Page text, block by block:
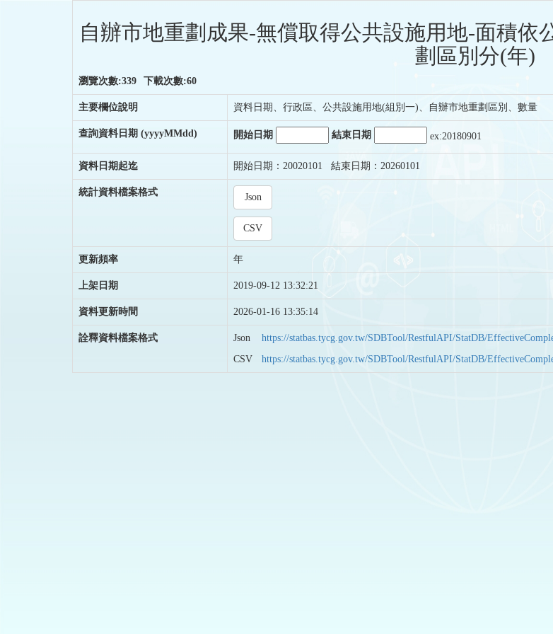
自辦市地重劃成果-無償取得公共設施用地-面積依
劃區別分(年)
瀏覽次數:339 下載次數:60
主要欄位說明 資料日期、行政區、公共設施用地(組別一)、自辦市地重劃區別、數量
查詢資料日期 (yyyyMMdd) 開始日期 結束日期 ex:20180901
資料日期起迄 開始日期：20020101 結束日期：20260101
統計資料檔案格式 Json
CSV
更新頻率 年
上架日期 2019-09-12 13:32:21
資料更新時間 2026-01-16 13:35:14
詮釋資料檔案格式 Json
https://statbas.tycg.gov.tw/SDBTool/RestfulAPI/StatDB/
CSV
https://statbas.tycg.gov.tw/SDBTool/RestfulAPI/StatDB/